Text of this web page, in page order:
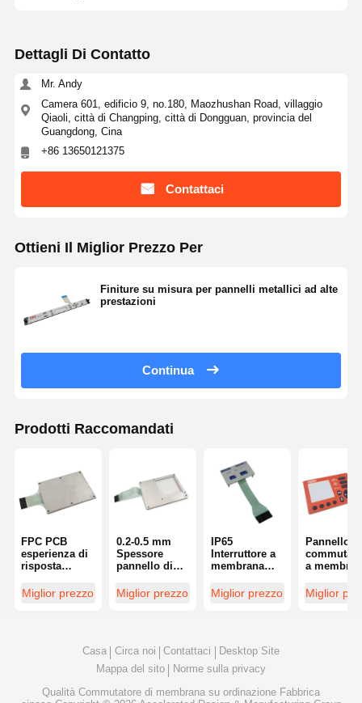
Dettagli Di Contatto
Mr. Andy
Camera 601, edificio 9, no.180, Maozhushan Road, villaggio
Qiaoli, città di Changping, città di Dongguan, provincia del
Guangdong, Cina
+86 13650121375
Contattaci
Ottieni Il Miglior Prezzo Per
Finiture su misura per pannelli metallici ad alte
prestazioni
Continua
Prodotti Raccomandati
FPC PCB
esperienza di
risposta
con
prestazioni di
Miglior prezzo
0.2-0.5 mm
Spessore
pannello di
membrana
poliestere
Miglior prezzo
IP65
Interruttore a
membrana
Resistenza
chimica
Miglior prezzo
Pannello di
a
alla
Miglior
Casa Circa noi Contattaci
Desktop Site
Mappa del sito
Norme sulla privacy
Qualità Commutatore di membrana su ordinazione Fabbrica